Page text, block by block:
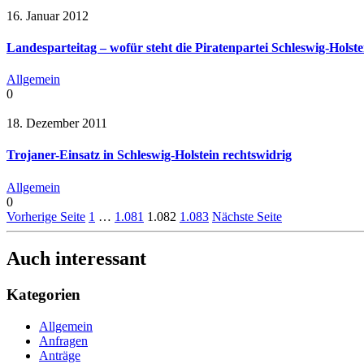
16. Januar 2012
Landesparteitag – wofür steht die Piratenpartei Schleswig-
Allgemein
0
18. Dezember 2011
Trojaner-Einsatz in Schleswig-Holstein rechtswidrig
Allgemein
0
Vorherige Seite 1 … 1.081 1.082 1.083 Nächste Seite
Auch interessant
Kategorien
Allgemein
Anfragen
Anträge